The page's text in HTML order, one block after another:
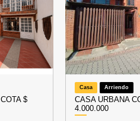
$
Casa Arriendo
CASA URBANA
4.000.000